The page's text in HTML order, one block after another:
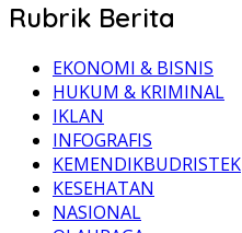
Rubrik Berita
EKONOMI & BISNIS
HUKUM & KRIMINAL
IKLAN
INFOGRAFIS
KEMENDIKBUDRISTEK
KESEHATAN
NASIONAL